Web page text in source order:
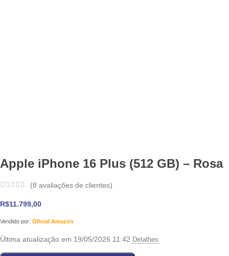
Apple iPhone 16 Plus (512 GB) – Rosa
(8 avaliações de clientes)
R$11.799,00
Vendido por: Oficial Amazon
Última atualização em 19/05/2026 11:42 Detalhes